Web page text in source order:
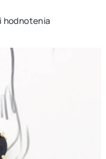
hodnotenia